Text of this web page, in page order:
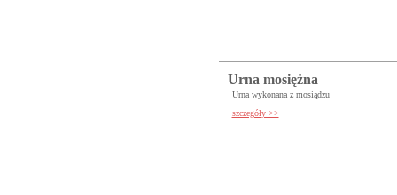
Urna mosiężna
Urna wykonana z mosiądzu
szczegóły >>